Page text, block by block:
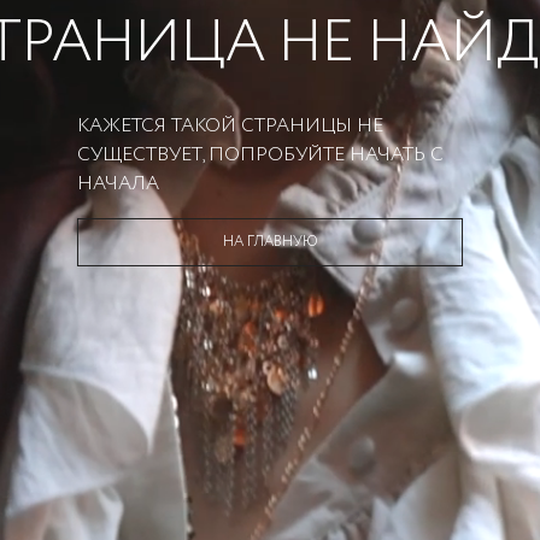
НЕ
КАЖЕТСЯ ТАКОЙ СТРАНИЦЫ НЕ
СУЩЕСТВУЕТ, ПОПРОБУЙТЕ НАЧАТЬ С
НАЧАЛА
НА ГЛАВНУЮ